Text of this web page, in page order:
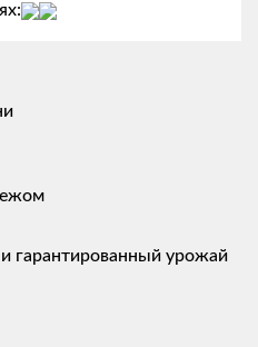
гарантированный урожай